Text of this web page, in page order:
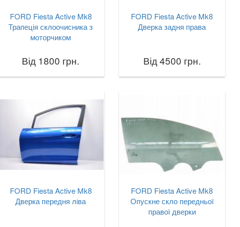
FORD Fiesta Active Mk8
Трапеція склоочисника з
моторчиком
Від 1800 грн.
FORD Fiesta Active Mk8
Дверка задня права
Від 4500 грн.
FORD Fiesta Active Mk8
Дверка передня ліва
FORD Fiesta Active Mk8
Опускне скло передньої
правої дверки